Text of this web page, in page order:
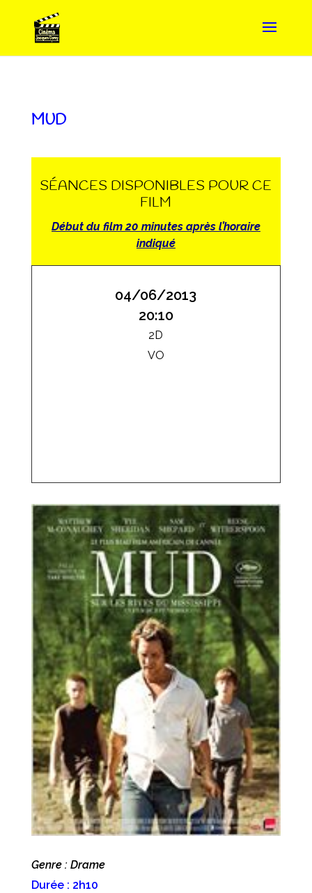
MUD
SÉANCES DISPONIBLES POUR CE
FILM
Début du film 20 minutes après l’horaire
indiqué
04/06/2013
20:10
2D
VO
Genre : Drame
Durée : 2h10